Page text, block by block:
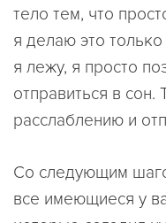
тело тем, что
я делаю это
я лежу, я просто
отправиться в сон.
расслаблению и
Со следующим
все имеющиеся у